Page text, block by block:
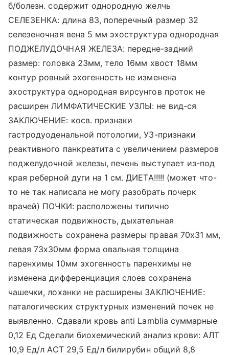
б/болезн. содержит однородную желчь
СЕЛЕЗЕНКА: длина 83, поперечный размер 32
селезеночная вена 5 мм эхоструктура однородная
ПОДЖЕЛУДОЧНАЯ ЖЕЛЕЗА: передне-задний
размер: головка 23мм, тело 16мм хвост 18мм
контур ровный эхогенность не изменена
эхоструктура однородная вирсунгов проток не
расширен ЛИМФАТИЧЕСКИЕ УЗЛЫ: не вид-ся
ЗАКЛЮЧЕНИЕ: косв. признаки
гастродуоденальной потологии, УЗ-признаки
реактивного панкреатита с увеличением размеров
поджелудочной железы, печень выступает из-под
края реберной дуги на 1 см. ДИЕТА!!!!! (может что-
то не так написала не могу разобрать почерк
врачей) ПОЧКИ: расположены типично
статическая подвижность, дыхательная
подвижность сохранена размеры правая 70х31 мм,
левая 73х30мм форма овальная толщина
паренхимы 10мм эхогенность паренхимы не
изменена дифференциация слоев сохранена
чашечки, лоханки не расширены ЗАКЛЮЧЕНИЕ:
паталогических структурных изменений почек не
выявленно. Сдавали кровь anti Lamblia суммарные
0,12 Ед Сделали биохемический анализ крови: АЛТ
10,9 Ед/л АСТ 29,5 Ед/л билирубин общий 8,8